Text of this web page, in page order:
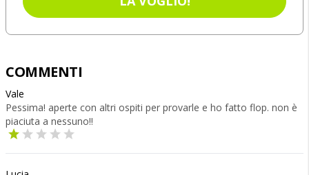
COMMENTI
Vale
Pessima! aperte con altri ospiti per provarle e ho fatto flop. non è
piaciuta a nessuno!!